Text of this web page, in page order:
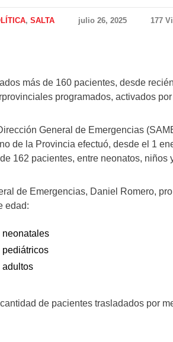
, SALTA julio 26, 2025 177
más de 160 pacientes, desde
programados, activados
General de Emergencias
de la Provincia efectuó, desde el 1
162 pacientes, entre neonatos, niños
de Emergencias, Daniel Romero,
edad:
neonatales
pediátricos
adultos
de pacientes trasladados por